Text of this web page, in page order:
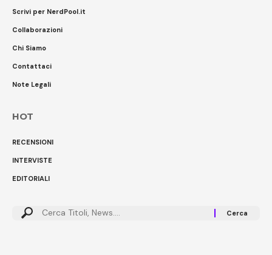
Scrivi per NerdPool.it
Collaborazioni
Chi Siamo
Contattaci
Note Legali
HOT
RECENSIONI
INTERVISTE
EDITORIALI